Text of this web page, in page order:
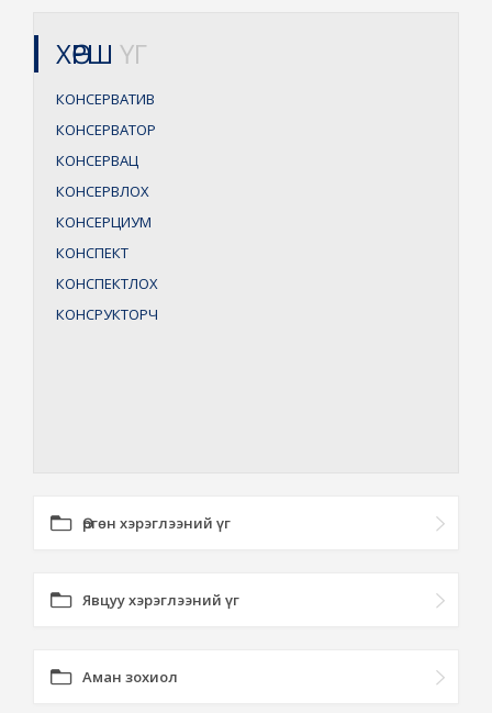
ХӨРШ ҮГ
КОНСЕРВАТИВ
КОНСЕРВАТОР
КОНСЕРВАЦ
КОНСЕРВЛОХ
КОНСЕРЦИУМ
КОНСПЕКТ
КОНСПЕКТЛОХ
КОНСРУКТОРЧ
Өргөн хэрэглээний үг
Явцуу хэрэглээний үг
Аман зохиол